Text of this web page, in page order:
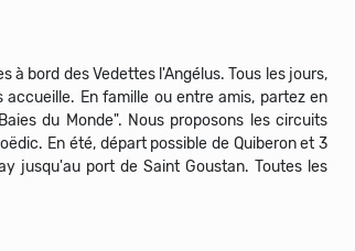
à bord des Vedettes l'Angélus. Tous les jours,
En famille ou entre amis, partez en
du Monde". Nous proposons les circuits
En été, départ possible de Quiberon et 3
jusqu'au port de Saint Goustan. Toutes les